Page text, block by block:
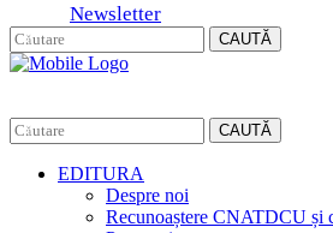
Newsletter
CAUTĂ
CAUTĂ
EDITURA
Despre noi
Recunoaștere CNATDCU și